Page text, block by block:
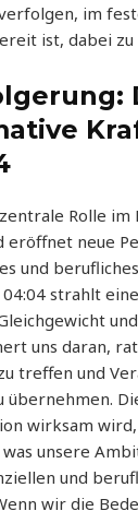
im
ist, dabei zu
Rolle im
eröffnet neue
und
strahlt
uns daran,
treffen und
übernehmen.
wirksam
unsere
und
wir die